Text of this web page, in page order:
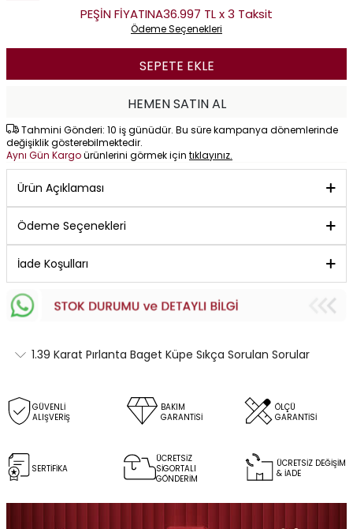
PEŞİN FİYATINA36.997 TL x 3 Taksit
Ödeme Seçenekleri
SEPETE EKLE
HEMEN SATIN AL
Tahmini Gönderi: 10 iş günüdür. Bu süre kampanya dönemlerinde
değişiklik gösterebilmektedir.
Aynı Gün Kargoürünlerini görmek için tıklayınız.
Ürün Açıklaması
Ödeme Seçenekleri
İade Koşulları
1.39 Karat Pırlanta Baget Küpe Sıkça Sorulan Sorular
GÜVENLİ
ALIŞVERİŞ
BAKIM
GARANTİSİ
ÖLÇÜ
GARANTİSİ
SERTİFİKA
ÜCRETSİZ
SİGORTALI
GÖNDERİM
ÜCRETSİZ DEĞİŞİM
& İADE